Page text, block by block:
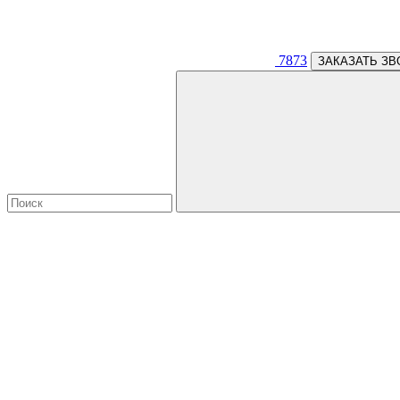
7873 ЗАКАЗАТЬ